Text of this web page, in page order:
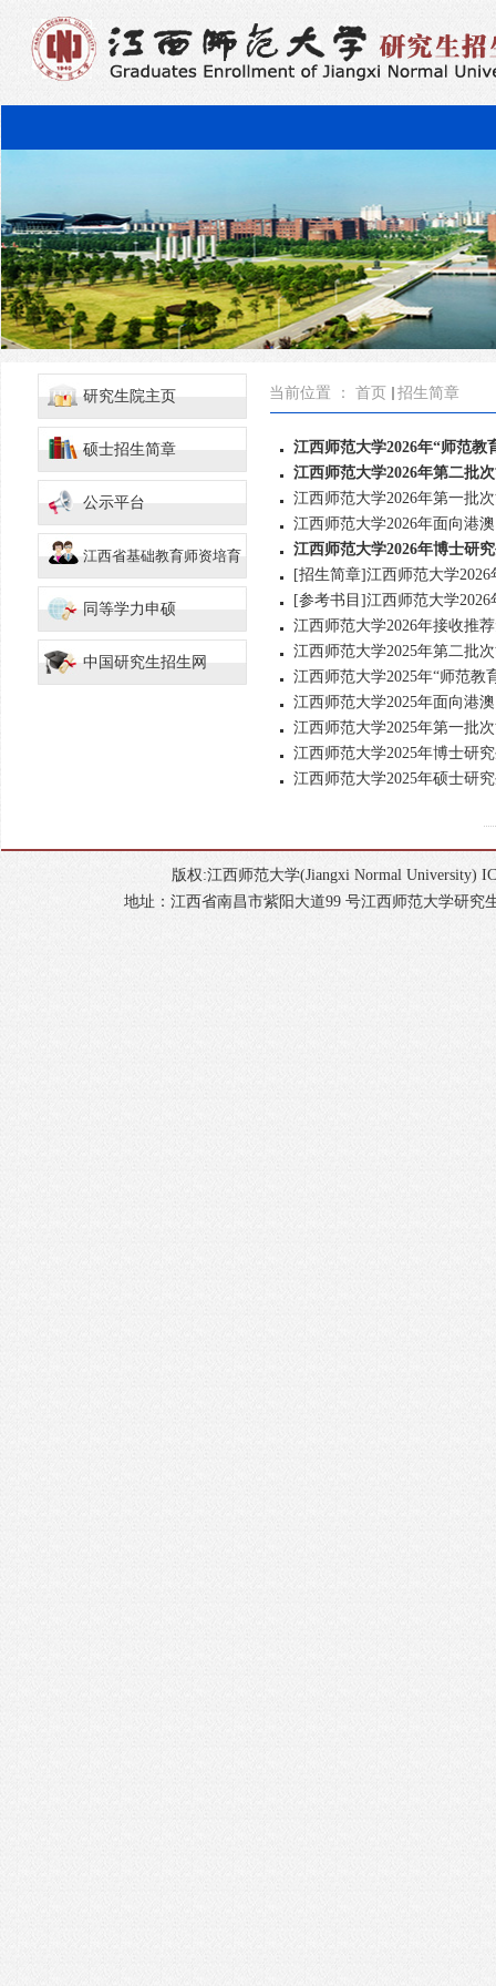
当前位置 ：首页 招生简章
江西师范大学2026年“师范
江西师范大学2026年第二批
江西师范大学2026年第一批
江西师范大学2026年面向港
江西师范大学2026年博士研
[招生简章]江西师范大学
[参考书目]江西师范大学
江西师范大学2026年接收推
江西师范大学2025年第二批
江西师范大学2025年“师范教
江西师范大学2025年面向港
江西师范大学2025年第一批
江西师范大学2025年博士研
江西师范大学2025年硕士研
研究生院主页
硕士招生简章
公示平台
江西省基础教育师资培育
同等学力申硕
中国研究生招生网
版权:江西师范大学(Jiangxi Normal University)
地址：江西省南昌市紫阳大道99 号江西师范大学研究